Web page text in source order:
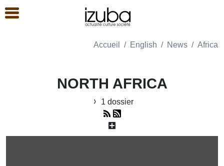
Accueil English News Africa
NORTH AFRICA
1 dossier